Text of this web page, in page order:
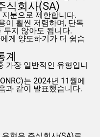
식회사(SA)
분으로 제한합니다.
이 훨씬 저렴하며, 단독
두지 않아도 됩니다.
게 양도하기가 더 쉽습
계
가장 일반적인 유형입니
는 2024년 11월에
과 같이 발표했습니다.